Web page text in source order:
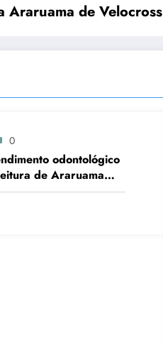
Araruama de Velocross
0
odontológico
de Araruama
famílias atípicas